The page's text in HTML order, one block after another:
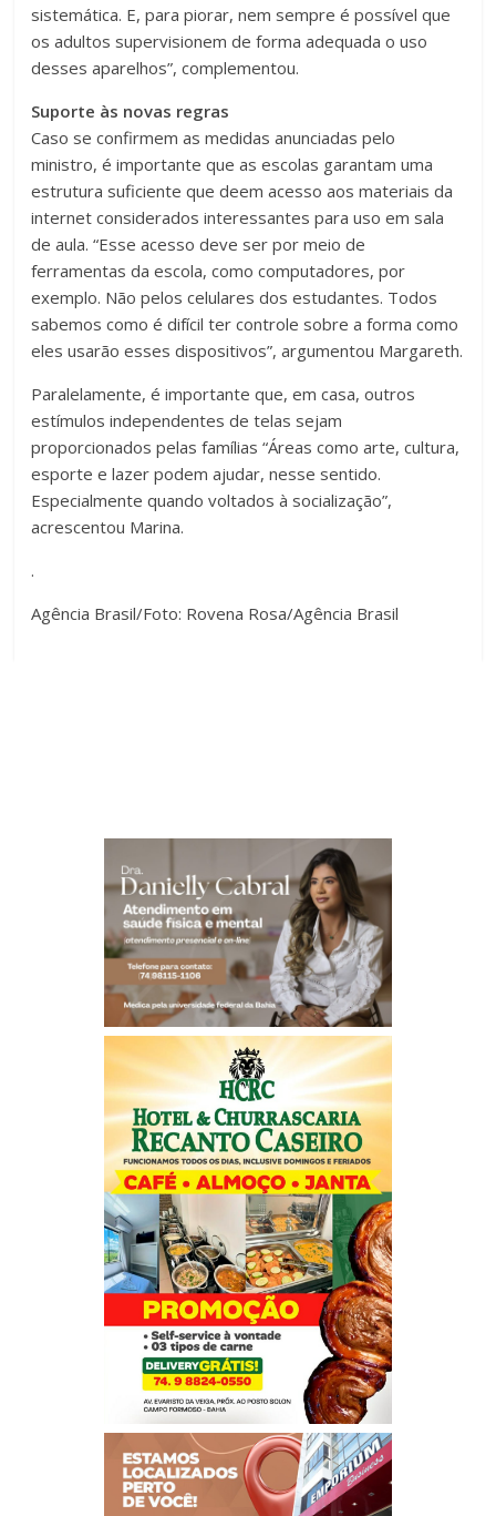
sistemática. E, para piorar, nem sempre é possível que
os adultos supervisionem de forma adequada o uso
desses aparelhos”, complementou.
Suporte às novas regras
Caso se confirmem as medidas anunciadas pelo
ministro, é importante que as escolas garantam uma
estrutura suficiente que deem acesso aos materiais da
internet considerados interessantes para uso em sala
de aula. “Esse acesso deve ser por meio de
ferramentas da escola, como computadores, por
exemplo. Não pelos celulares dos estudantes. Todos
sabemos como é difícil ter controle sobre a forma como
eles usarão esses dispositivos”, argumentou Margareth.
Paralelamente, é importante que, em casa, outros
estímulos independentes de telas sejam
proporcionados pelas famílias “Áreas como arte, cultura,
esporte e lazer podem ajudar, nesse sentido.
Especialmente quando voltados à socialização”,
acrescentou Marina.
.
Agência Brasil/Foto: Rovena Rosa/Agência Brasil